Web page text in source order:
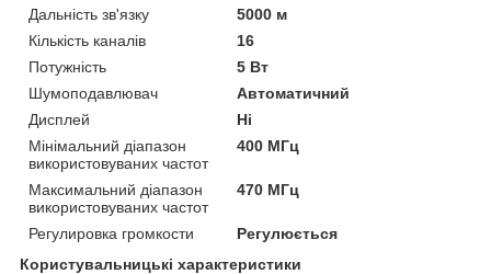
Дальність зв'язку
5000 м
Кількість каналів
16
Потужність
5 Вт
Шумоподавлювач
Автоматичний
Дисплей
Ні
Мінімальний діапазон
використовуваних частот
400 МГц
Максимальний діапазон
використовуваних частот
470 МГц
Регулировка громкости
Регулюється
Користувальницькі характеристики